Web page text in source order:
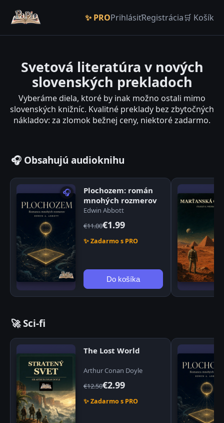
✨ PROPrihlásiťRegistrácia🛒 Košík
Svetová literatúra v nových
slovenských prekladoch
Vyberáme diela, ktoré by inak možno ostali mimo
slovenských knižníc. Kvalitné preklady bez zbytočných
nákladov: za zlomok bežnej ceny, niektoré zadarmo.
🎧 Obsahujú audioknihu
🎧
Plochozem: román
mnohých rozmerov
Edwin Abbott
€11.00€1.99
✨ Zadarmo s PRO
Do košíka
🚀 Sci-fi
The Lost World
Arthur Conan Doyle
€12.50€2.99
✨ Zadarmo s PRO